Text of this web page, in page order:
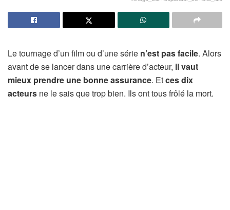
Le tournage d’un film ou d’une série n’est pas facile. Alors
avant de se lancer dans une carrière d’acteur, il vaut
mieux prendre une bonne assurance. Etces dix
acteurs ne le sais que trop bien. Ils ont tous frôlé la mort.